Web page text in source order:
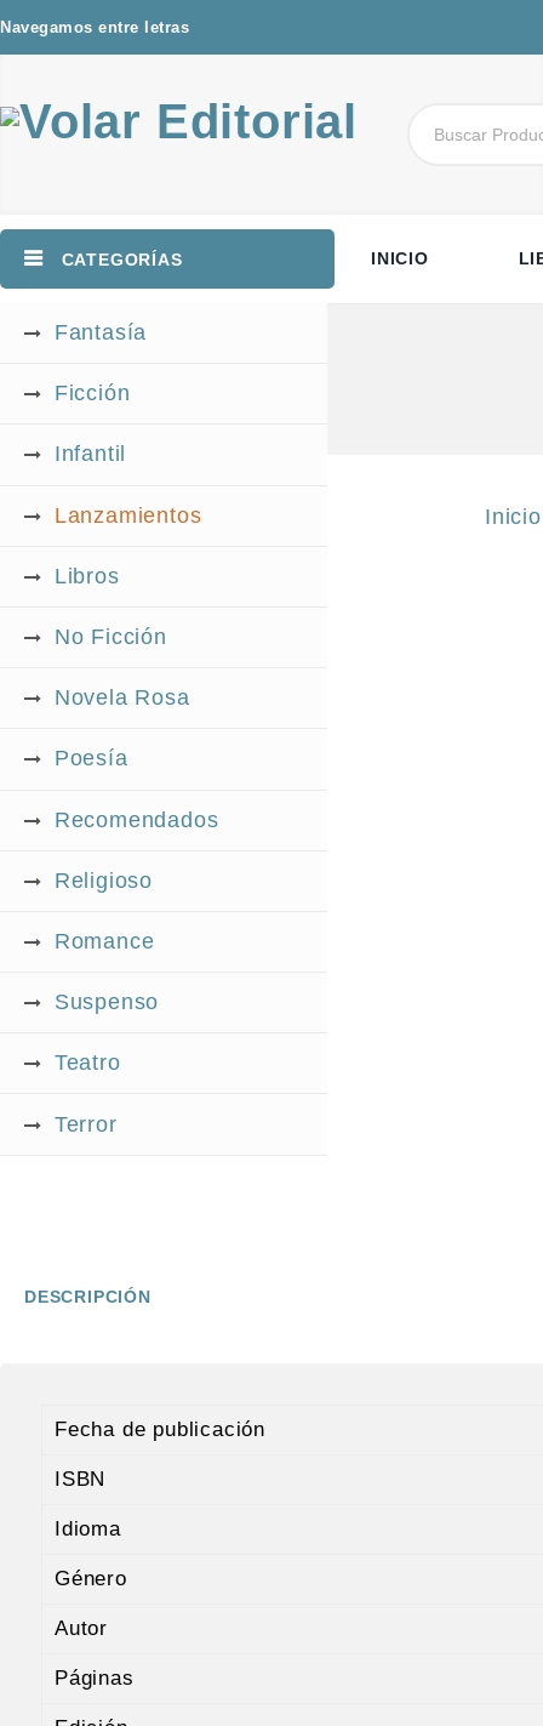
Navegamos entre letras
CATEGORÍAS
Fantasía
Ficción
Infantil
Lanzamientos
Libros
No Ficción
Novela Rosa
Poesía
Recomendados
Religioso
Romance
Suspenso
Teatro
Terror
INICIO
Inicio
DESCRIPCIÓN
Fecha de publicación
ISBN
Idioma
Género
Autor
Páginas